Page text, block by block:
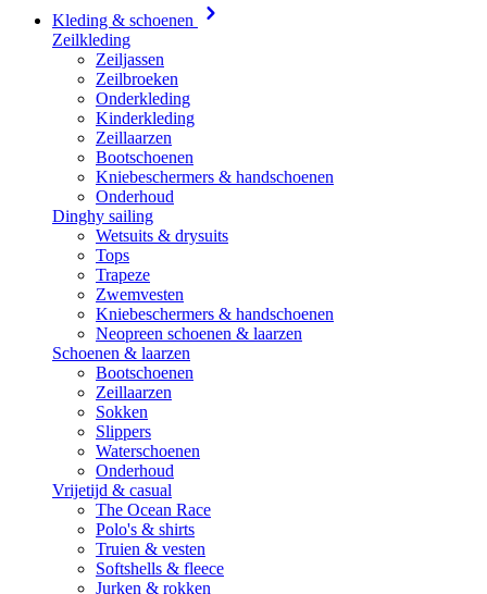
Kleding & schoenen
Zeilkleding
Zeiljassen
Zeilbroeken
Onderkleding
Kinderkleding
Zeillaarzen
Bootschoenen
Kniebeschermers & handschoenen
Onderhoud
Dinghy sailing
Wetsuits & drysuits
Tops
Trapeze
Zwemvesten
Kniebeschermers & handschoenen
Neopreen schoenen & laarzen
Schoenen & laarzen
Bootschoenen
Zeillaarzen
Sokken
Slippers
Waterschoenen
Onderhoud
Vrijetijd & casual
The Ocean Race
Polo's & shirts
Truien & vesten
Softshells & fleece
Jurken & rokken